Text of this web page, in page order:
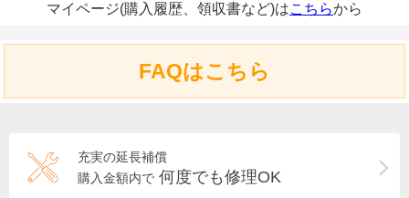
マイページ(購入履歴、領収書など)はこちらから
FAQはこちら
充実の延長補償
購入金額内で 何度でも修理OK